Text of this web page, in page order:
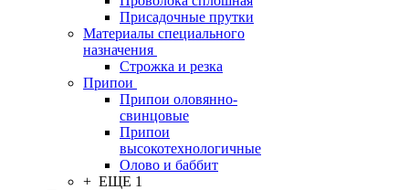
Присадочные прутки
Материалы специального
назначения
Строжка и резка
Припои
Припои оловянно-
свинцовые
Припои
высокотехнологичные
Олово и баббит
+ ЕЩЕ 1